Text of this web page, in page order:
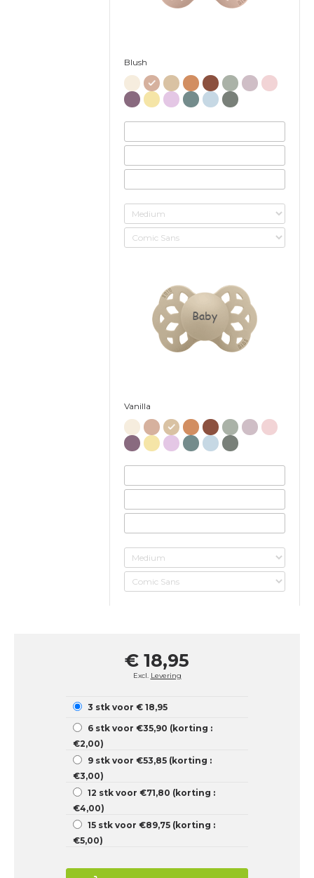
Blush
Baby
Vanilla
€ 18,95
Excl. Levering
3 stk voor € 18,95
6 stk voor €35,90 (korting :
€2,00)
9 stk voor €53,85 (korting :
€3,00)
12 stk voor €71,80 (korting :
€4,00)
15 stk voor €89,75 (korting :
€5,00)